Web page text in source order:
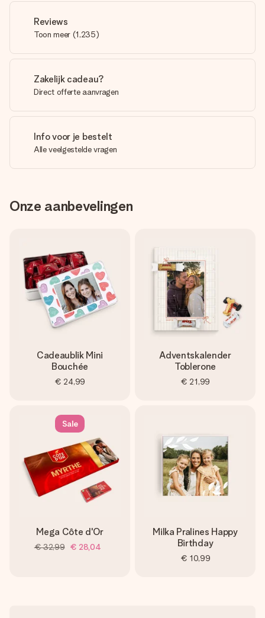
Reviews
Toon meer (1,235)
Zakelijk cadeau?
Direct offerte aanvragen
Info voor je bestelt
Alle veelgestelde vragen
Onze aanbevelingen
Cadeaublik Mini
Bouchée
€ 24,99
Adventskalender
Toblerone
€ 21,99
Sale
Mega Côte d'Or
€ 32,99 € 28,04
Milka Pralines Happy
Birthday
€ 10,99